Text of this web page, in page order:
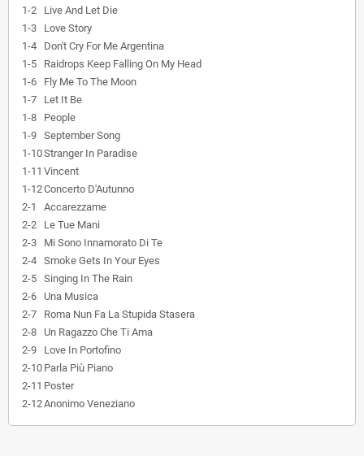
1-2
Live And Let Die
1-3
Love Story
1-4
Don't Cry For Me Argentina
1-5
Raidrops Keep Falling On My Head
1-6
Fly Me To The Moon
1-7
Let It Be
1-8
People
1-9 September Song
1-10Stranger In Paradise
1-11 Vincent
1-12Concerto D'Autunno
2-1
Accarezzame
2-2
Le Tue Mani
2-3
Mi Sono Innamorato Di Te
2-4 Smoke Gets In Your Eyes
2-5 Singing In The Rain
2-6
Una Musica
2-7
Roma Nun Fa La Stupida Stasera
2-8
Un Ragazzo Che Ti Ama
2-9
Love In Portofino
2-10 Parla Più Piano
2-11 Poster
2-12Anonimo Veneziano